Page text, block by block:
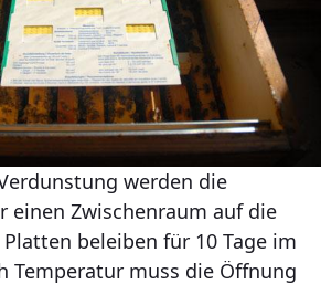
werden die
einen Zwischenraum auf die
beleiben für 10 Tage im
Temperatur muss die Öffnung